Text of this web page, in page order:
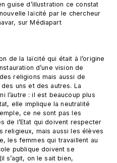
guise d’illustration ce constat
laïcité par le chercheur
sur Médiapart
de la laïcité qui était à l’origine
d’une vision de
religions mais aussi de
uns et des autres. La
l’autre : il est beaucoup plus
elle implique la neutralité
ce ne sont pas les
de l’Etat qui doivent respecter
religieux, mais aussi les élèves
les femmes qui travaillent au
publique doivent se
s’agit, on le sait bien,